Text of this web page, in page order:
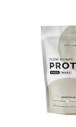
aan te